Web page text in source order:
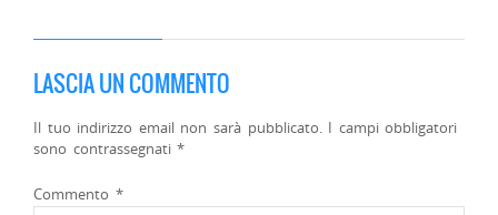
LASCIA UN COMMENTO
Il tuo indirizzo email non sarà pubblicato. I campi obbligatori
sono contrassegnati*
Commento *